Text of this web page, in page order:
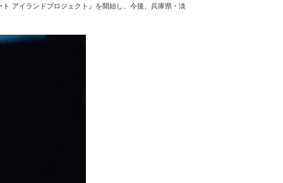
アイランドプロジェクト』を開始し、今後、兵庫県・淡